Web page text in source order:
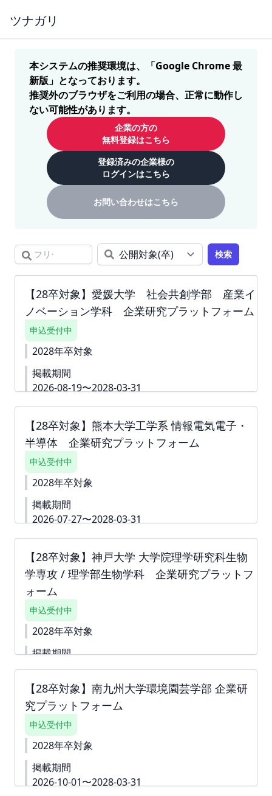
ツナガリ
本システムの推奨環境は、「Google Chrome 最
新版」となっております。
推奨外のブラウザをご利用の場合、正常に動作し
ない可能性があります。
企業の方の
無料登録はこちら
登録済みの企業様の
ログインはこちら
お問い合わせはこちら
検索
【28卒対象】愛媛大学 社会共創学部 産業イ
ノベーション学科 企業研究プラットフォーム
申込受付中
2028年卒対象
掲載期間
2026-08-19〜2028-03-31
詳細資料https://second-
campus.net/upload/freepage/6a67fae56f6ba.pdf
※ご請求書は掲載が確定した月末に発行いたしま
す。 下書き機能はございません。 「回答内容を学
生に公開しない」というチェック付きの質問は 「ダ
ミー」や「000」などをご入力いただき、 「回答内
容を学生に公開しない」というチェックボックスへ
能です。 ※掲載確定後も何度でも編集可能です。
【28卒対象】熊本大学工学系 情報電気電子・
半導体 企業研究プラットフォーム
申込受付中
2028年卒対象
掲載期間
2026-07-27〜2028-03-31
詳細資料https://second-
campus.net/upload/freepage/6a4cb3dc7c56d.pdf
※ご請求書は掲載が確定した月末に発行いたしま
す。 下書き機能はございません。 「回答内容を学生
に公開しない」というチェック付きの質問は 「ダミ
ー」や「000」などをご入力いただき、 「回答内容
を学生に公開しない」というチェックボックスへチ
ェックをしてお申込みを進めていただくことも可能
です。 ※掲載確定後も何度でも編集可能です。
【28卒対象】神戸大学 大学院理学研究科生物
学専攻 / 理学部生物学科 企業研究プラットフ
ォーム
申込受付中
2028年卒対象
掲載期間
2026-07-24〜2028-03-31
詳細資料https://second-
campus.net/upload/freepage/6a47207c33a16.pdf
※ご請求書は掲載が確定した月末に発行いたしま
す。 下書き機能はございません。 「回答内容を学生
に公開しない」というチェック付きの質問は 「ダミ
ー」や「000」などをご入力いただき、 「回答内容
を学生に公開しない」というチェックボックスへチ
ェックをしてお申込みを進めていただくことも可能
です。 ※掲載確定後も何度でも編集可能です。
【28卒対象】南九州大学環境園芸学部 企業研
究プラットフォーム
申込受付中
2028年卒対象
掲載期間
2026-10-01〜2028-03-31